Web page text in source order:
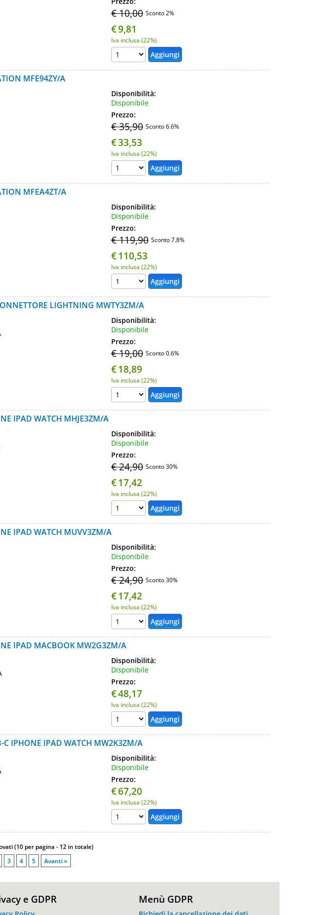
€ 10,00 Sconto 2%
€9,81
Iva inclusa (22%)
MFE94ZY/A
Disponibilità:
Disponibile
Prezzo:
€ 35,90 Sconto 6.6%
€33,53
Iva inclusa (22%)
MFEA4ZT/A
Disponibilità:
Disponibile
Prezzo:
€ 119,90 Sconto 7.8%
€110,53
Iva inclusa (22%)
LIGHTNING MWTY3ZM/A
Disponibilità:
Disponibile
Prezzo:
€ 19,00 Sconto 0.6%
€18,89
Iva inclusa (22%)
IPAD WATCH MHJE3ZM/A
Disponibilità:
Disponibile
Prezzo:
€ 24,90 Sconto 30%
€17,42
Iva inclusa (22%)
IPAD WATCH MUVV3ZM/A
Disponibilità:
Disponibile
Prezzo:
€ 24,90 Sconto 30%
€17,42
Iva inclusa (22%)
IPAD MACBOOK MW2G3ZM/A
Disponibilità:
Disponibile
Prezzo:
€48,17
Iva inclusa (22%)
C IPHONE IPAD WATCH MW2K3ZM/A
Disponibilità:
Disponibile
Prezzo:
€67,20
Iva inclusa (22%)
(10 per pagina - 12 in totale)
3 4 5 Avanti »
e GDPR Menù GDPR